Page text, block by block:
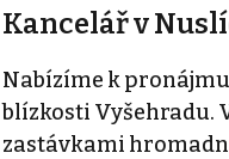
Kancelář v
Nabízíme k
blízkosti Vyšehradu.
zastávkami